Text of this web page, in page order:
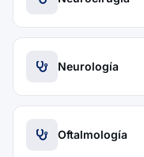
Neurología
Oftalmología